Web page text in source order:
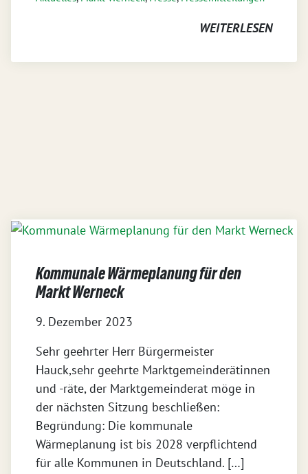
WEITERLESEN
Kommunale Wärmeplanung für den
Markt Werneck
9. Dezember 2023
Sehr geehrter Herr Bürgermeister
Hauck,sehr geehrte Marktgemeinderätinnen
und -räte, der Marktgemeinderat möge in
der nächsten Sitzung beschließen:
Begründung: Die kommunale
Wärmeplanung ist bis 2028 verpflichtend
für alle Kommunen in Deutschland. […]